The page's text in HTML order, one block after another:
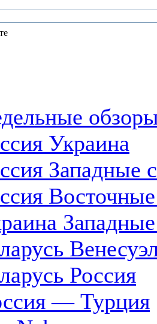
Украина
Западные
Россия
— Турция